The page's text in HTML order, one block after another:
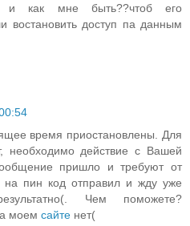
и как мне быть??чтоб его
востановить доступ па данным
время приостановлены. Для
необходимо действие с Вашей
пришло и требуют от
пин код отправил и жду уже
Чем поможете?
моем сайте нет(